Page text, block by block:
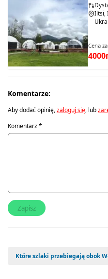
Iltsi,
Cena
Komentarze:
Aby dodać opinię,zaloguj się, lub
Komentarz*
Które szlaki przebiegają obok